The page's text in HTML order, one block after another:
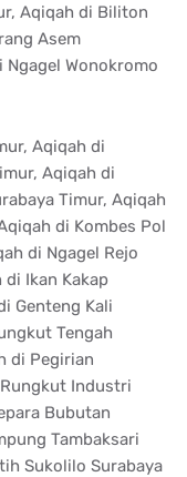
Aqiqah di Biliton
Asem
Ngagel Wonokromo
Aqiqah di
Aqiqah di
Timur, Aqiqah
di Kombes Pol
di Ngagel Rejo
di Ikan Kakap
Genteng Kali
Tengah
di Pegirian
Industri
Bubutan
Tambaksari
Sukolilo Surabaya